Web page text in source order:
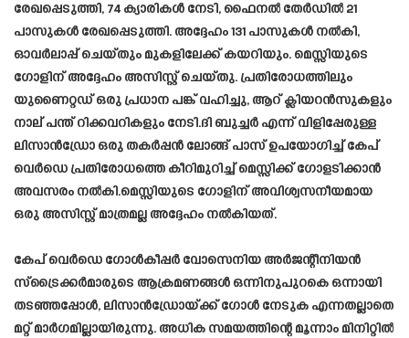
രേഖപ്പെടുത്തി, 74 ക്യാരികൾ നേടി, ഫൈനൽ തേർഡിൽ 21
പാസുകൾ രേഖപ്പെടുത്തി. അദ്ദേഹം 131 പാസുകൾ നൽകി,
ഓവർലാപ്പ് ചെയ്തും മുകളിലേക്ക് കയറിയും. മെസ്സിയുടെ
ഗോളിന് അദ്ദേഹം അസിസ്റ്റ് ചെയ്തു. പ്രതിരോധത്തിലും
യുണൈറ്റഡ് ഒരു പ്രധാന പങ്ക് വഹിച്ചു, ആറ് ക്ലിയറൻസുകളും
നാല് പന്ത് റിക്കവറികളും നേടി.ദി ബുച്ചർ എന്ന് വിളിപ്പേരുള്ള
ലിസാൻഡ്രോ ഒരു തകർപ്പൻ ലോങ്ങ് പാസ് ഉപയോഗിച്ച് കേപ്
വെർഡെ പ്രതിരോധത്തെ കീറിമുറിച്ച് മെസ്സിക്ക് ഗോളടിക്കാൻ
അവസരം നൽകി.മെസ്സിയുടെ ഗോളിന് അവിശ്വസനീയമായ
ഒരു അസിസ്റ്റ് മാത്രമല്ല അദ്ദേഹം നൽകിയത്.
കേപ് വെർഡെ ഗോൾകീപ്പർ വോസെനിയ അർജന്റീനിയൻ
സ്‌ട്രൈക്കർമാരുടെ ആക്രമണങ്ങൾ ഒന്നിനുപുറകെ ഒന്നായി
തടഞ്ഞപ്പോൾ, ലിസാൻഡ്രോയ്ക്ക് ഗോൾ നേടുക എന്നതല്ലാതെ
മറ്റ് മാർഗമില്ലായിരുന്നു. അധിക സമയത്തിന്റെ മൂന്നാം മിനിറ്റിൽ